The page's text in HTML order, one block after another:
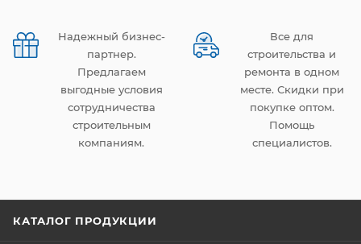
Надежный бизнес-
партнер.
Предлагаем
выгодные условия
сотрудничества
строительным
компаниям.
Все для
строительства и
ремонта в одном
месте. Скидки при
покупке оптом.
Помощь
специалистов.
КАТАЛОГ ПРОДУКЦИИ